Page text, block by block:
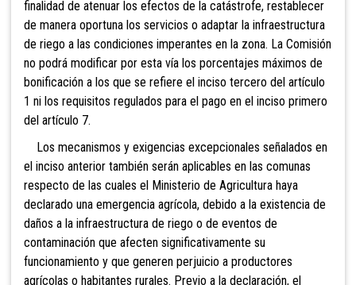
finalidad de atenuar los efectos de la catástrofe, restablecer
de manera oportuna los servicios o adaptar la infraestructura
de riego a las condiciones imperantes en la zona. La Comisión
no podrá modificar por esta vía los porcentajes máximos de
bonificación a los que se refiere el inciso tercero del artículo
1 ni los requisitos regulados para el pago en el inciso primero
del artículo 7.
Los mecanismos y exigencias excepcionales señalados en
el inciso anterior también serán aplicables en las comunas
respecto de las cuales el Ministerio de Agricultura haya
declarado una emergencia agrícola, debido a la existencia de
daños a la infraestructura de riego o de eventos de
contaminación que afecten significativamente su
funcionamiento y que generen perjuicio a productores
agrícolas o habitantes rurales. Previo a la declaración, el